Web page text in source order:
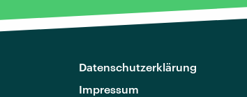
Datenschutzerklärung
Impressum